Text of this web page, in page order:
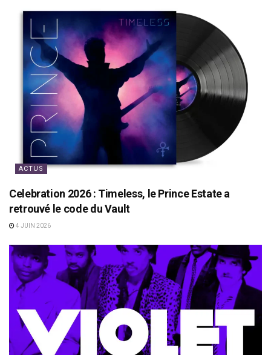
ACTUS
Celebration 2026 : Timeless, le Prince Estate a
retrouvé le code du Vault
4 JUIN 2026